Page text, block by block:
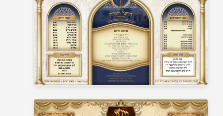
בית כנסת 21